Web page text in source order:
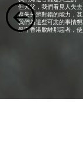
但天父，我們看見人失
喪失分辨對錯的能力，
我們為這些可悲的事情
保守香港脫離那惡者，